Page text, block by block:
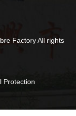
Factory All rights
Protection